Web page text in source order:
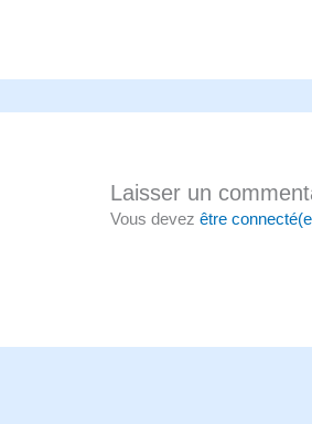
Laisser un
Vous devezêtre